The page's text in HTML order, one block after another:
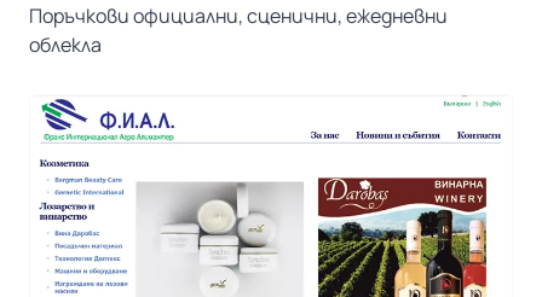
Поръчкови официални, сценични, ежедневни
облекла